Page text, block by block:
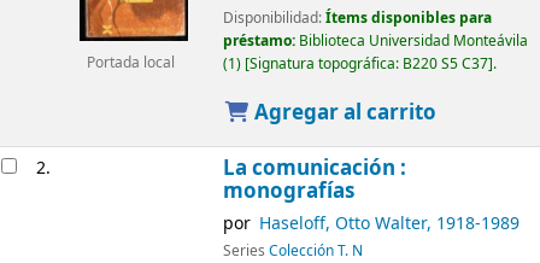
Portada local
Disponibilidad:Ítems disponibles para
préstamo: Biblioteca Universidad Monteávila
(1) Signatura topográfica: B220 S5 C37 .
Agregar al carrito
2. La comunicación :
monografías
por Haseloff, Otto Walter, 1918-1989
Series Colección T. N